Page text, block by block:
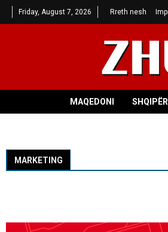
Friday, August 7, 2026 Rreth nesh
MAQEDONI SHQIPËRI
MARKETING